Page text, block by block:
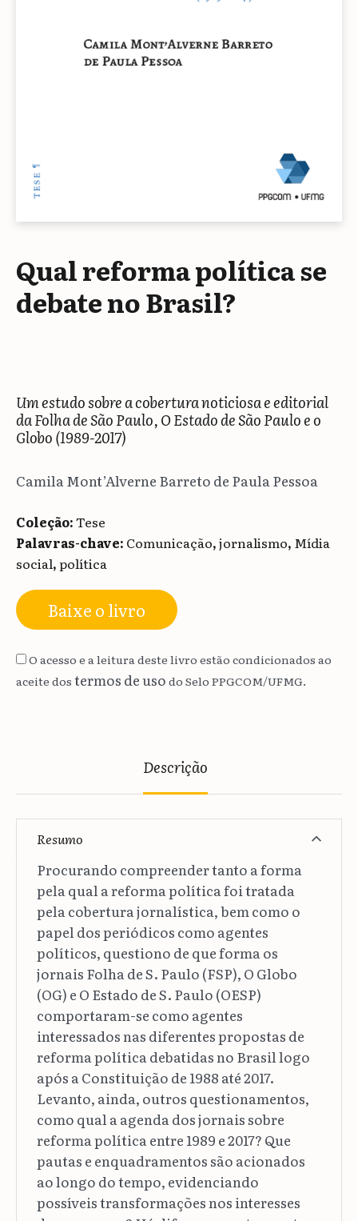
Qual reforma política se
debate no Brasil?
Um estudo sobre a cobertura noticiosa e editorial
da Folha de São Paulo, O Estado de São Paulo e o
Globo (1989-2017)
Camila Mont’Alverne Barreto de Paula Pessoa
Coleção:Tese
Palavras-chave: Comunicação,jornalismo, Mídia
social,política
Baixe o livro
O acesso e a leitura deste livro estão condicionados ao
aceite dos termos de uso do Selo PPGCOM/UFMG.
Descrição
Resumo
Procurando compreender tanto a forma
pela qual a reforma política foi tratada
pela cobertura jornalística, bem como o
papel dos periódicos como agentes
políticos, questiono de que forma os
jornais Folha de S. Paulo (FSP), O Globo
(OG) e O Estado de S. Paulo (OESP)
comportaram-se como agentes
interessados nas diferentes propostas de
reforma política debatidas no Brasil logo
após a Constituição de 1988 até 2017.
Levanto, ainda, outros questionamentos,
como qual a agenda dos jornais sobre
reforma política entre 1989 e 2017? Que
pautas e enquadramentos são acionados
ao longo do tempo, evidenciando
possíveis transformações nos interesses